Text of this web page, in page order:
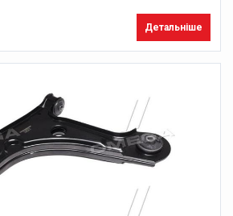
Детальніше